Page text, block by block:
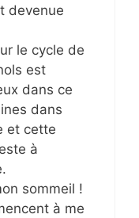
devenue
le cycle de
est
dans ce
dans
et cette
à
sommeil !
à me